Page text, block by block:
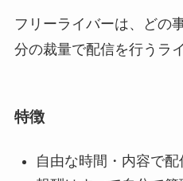
フリーライバーは、どの
分の裁量で配信を行うラ
特徴
自由な時間・内容で配